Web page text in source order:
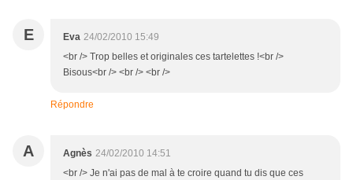
E Eva 24/02/2010 15:49
<br /> Trop belles et originales ces tartelettes !<br />
Bisous<br /> <br /> <br />
Répondre
A Agnès 24/02/2010 14:51
<br /> Je n'ai pas de mal à te croire quand tu dis que ces